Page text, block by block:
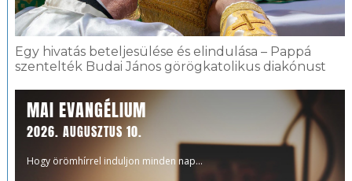
Egy hivatás beteljesülése és elindulása – Pappá
szentelték Budai János görögkatolikus diakónust
MAI EVANGÉLIUM
2026. AUGUSZTUS 10.
Hogy örömhírrel induljon minden nap...